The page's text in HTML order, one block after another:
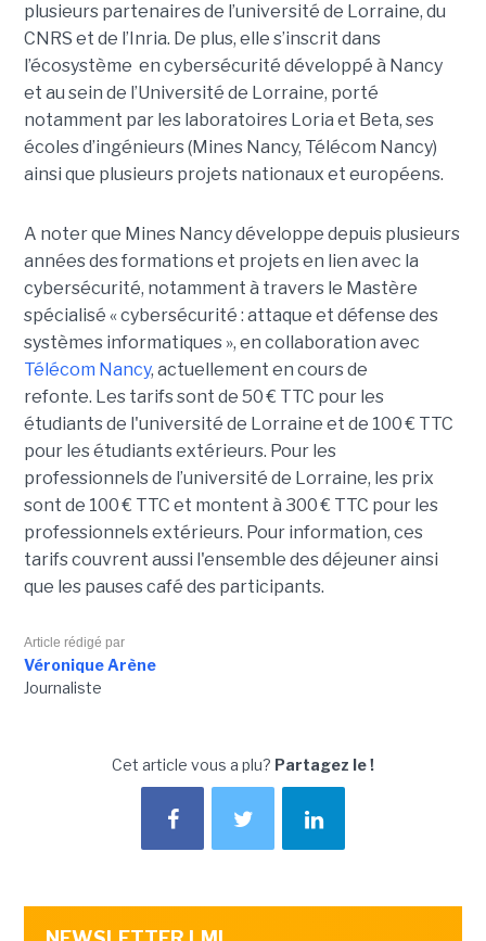
plusieurs partenaires de l’université de Lorraine, du
CNRS et de l’Inria. De plus, elle s’inscrit dans
l’écosystème en cybersécurité développé à Nancy
et au sein de l’Université de Lorraine, porté
notamment par les laboratoires Loria et Beta, ses
écoles d’ingénieurs (Mines Nancy, Télécom Nancy)
ainsi que plusieurs projets nationaux et européens.
A noter que Mines Nancy développe depuis plusieurs
années des formations et projets en lien avec la
cybersécurité, notamment à travers le Mastère
spécialisé « cybersécurité : attaque et défense des
systèmes informatiques », en collaboration avec
Télécom Nancy, actuellement en cours de
refonte. Les tarifs sont de 50 € TTC pour les
étudiants de l'université de Lorraine et de 100 € TTC
pour les étudiants extérieurs. Pour les
professionnels de l’université de Lorraine, les prix
sont de 100 € TTC et montent à 300 € TTC pour les
professionnels extérieurs. Pour information, ces
tarifs couvrent aussi l'ensemble des déjeuner ainsi
que les pauses café des participants.
Article rédigé par
Véronique Arène
Journaliste
Cet article vous a plu? Partagez le !